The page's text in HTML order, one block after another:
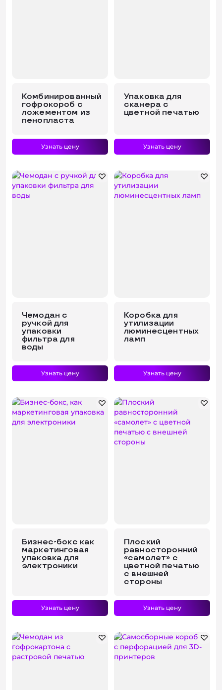
Комбинированный
гофрокороб с
ложементом из
пенопласта
Узнать цену
Упаковка для
сканера с
цветной печатью
Узнать цену
Чемодан с
ручкой для
упаковки
фильтра для
воды
Узнать цену
Коробка для
утилизации
люминесцентных
ламп
Узнать цену
Бизнес-бокс как
маркетинговая
упаковка для
электроники
Узнать цену
Плоский
равносторонний
«самолет» с
цветной печатью
с внешней
стороны
Узнать цену